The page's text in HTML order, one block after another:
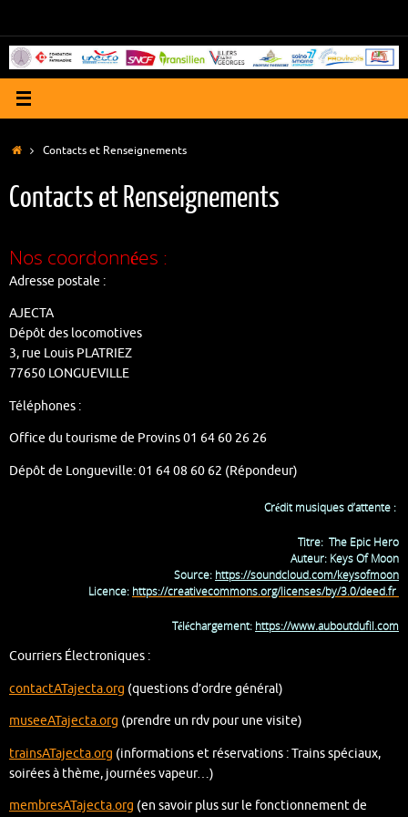
contenu
Accueil
Contacts et Renseignements
Contacts et Renseignements
Nos coordonnées :
Adresse postale :
AJECTA
Dépôt des locomotives
3, rue Louis PLATRIEZ
77650 LONGUEVILLE
Téléphones :
Office du tourisme de Provins 01 64 60 26 26
Dépôt de Longueville: 01 64 08 60 62 (Répondeur)
Crédit musiques d’attente :
Titre: The Epic Hero
Auteur: Keys Of Moon
Source: https://soundcloud.com/keysofmoon
Licence: https://creativecommons.org/licenses/by/3.0/deed.fr
Téléchargement: https://www.auboutdufil.com
Courriers Électroniques :
contactATajecta.org (questions d’ordre général)
museeATajecta.org (prendre un rdv pour une visite)
trainsATajecta.org (informations et réservations : Trains spéciaux,
soirées à thème, journées vapeur…)
membresATajecta.org (en savoir plus sur le fonctionnement de